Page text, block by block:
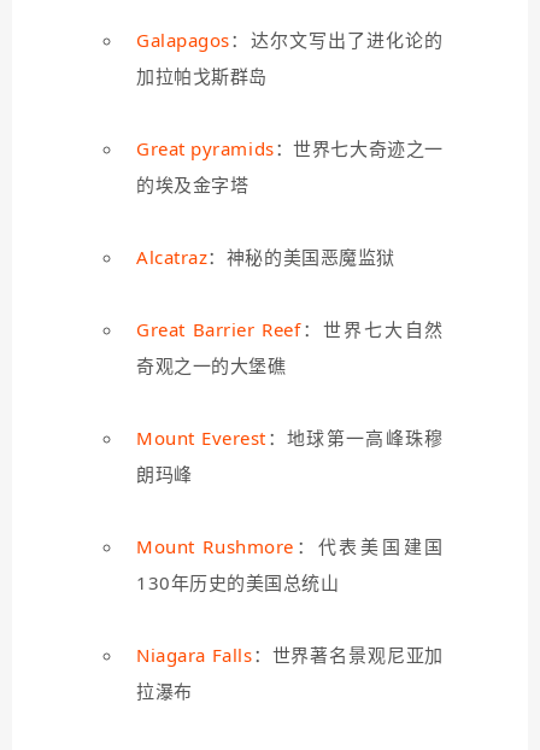
Galapagos：达尔文写出了进化论的
加拉帕戈斯群岛
Great pyramids：世界七大奇迹之一
的埃及金字塔
Alcatraz：神秘的美国恶魔监狱
Great Barrier Reef：世界七大自然
奇观之一的大堡礁
Mount Everest ：地球第一高峰珠穆
朗玛峰
Mount Rushmore ：代表美国建国
130年历史的美国总统山
Niagara Falls：世界著名景观尼亚加
拉瀑布